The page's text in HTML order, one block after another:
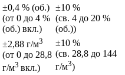
±0,4 % (об.)
(от 0 до 4 %
(об.) вкл.)
±10 %
(св. 4 до 20 %
(об.))
±2,88 г/м3
(от 0 до 28,8
г/м3 вкл.)
±10 %
(св. 28,8 до 144
г/м3)